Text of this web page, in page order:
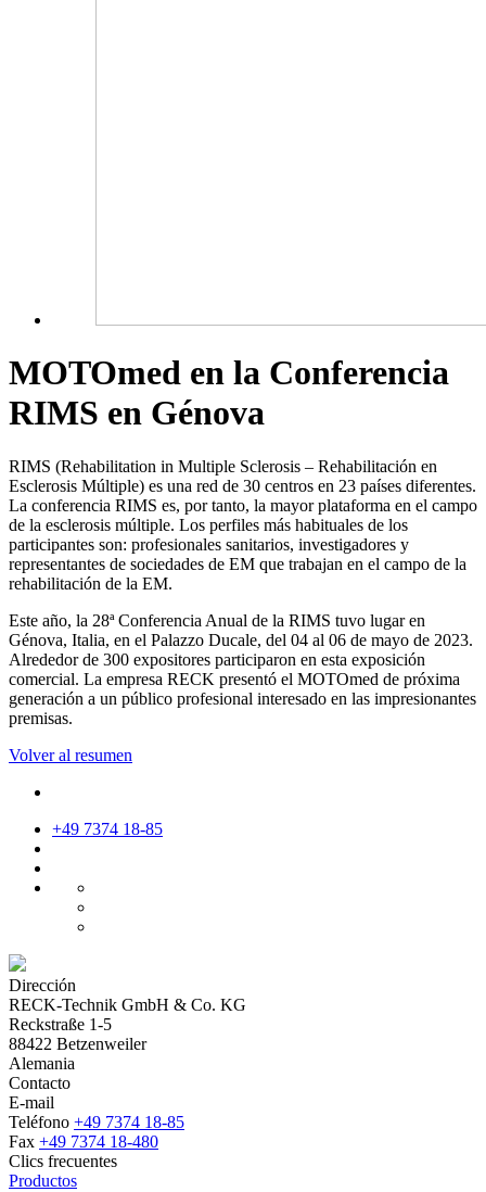
MOTOmed en la Conferencia
RIMS en Génova
RIMS (Rehabilitation in Multiple Sclerosis – Rehabilitación en
Esclerosis Múltiple) es una red de 30 centros en 23 países diferentes.
La conferencia RIMS es, por tanto, la mayor plataforma en el campo
de la esclerosis múltiple. Los perfiles más habituales de los
participantes son: profesionales sanitarios, investigadores y
representantes de sociedades de EM que trabajan en el campo de la
rehabilitación de la EM.
Este año, la 28ª Conferencia Anual de la RIMS tuvo lugar en
Génova, Italia, en el Palazzo Ducale, del 04 al 06 de mayo de 2023.
Alrededor de 300 expositores participaron en esta exposición
comercial. La empresa RECK presentó el MOTOmed de próxima
generación a un público profesional interesado en las impresionantes
premisas.
Volver al resumen
+49 7374 18-85
Dirección
RECK-Technik GmbH & Co. KG
Reckstraße 1-5
88422 Betzenweiler
Alemania
Contacto
E-mail
Teléfono +49 7374 18-85
Fax +49 7374 18-480
Clics frecuentes
Productos